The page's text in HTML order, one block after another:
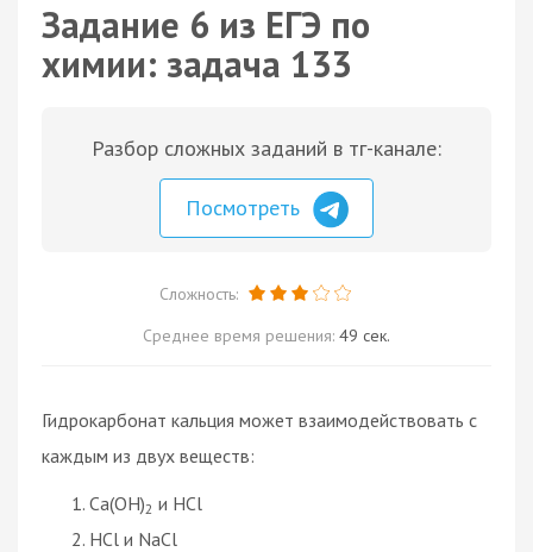
Задание 6 из ЕГЭ по
химии: задача 133
Разбор сложных заданий в тг-канале:
Посмотреть
Сложность:
Среднее время решения: 49 сек.
Гидрокарбонат кальция может взаимодействовать с
каждым из двух веществ:
Ca(OH)2 и HCl
HCl и NaCl